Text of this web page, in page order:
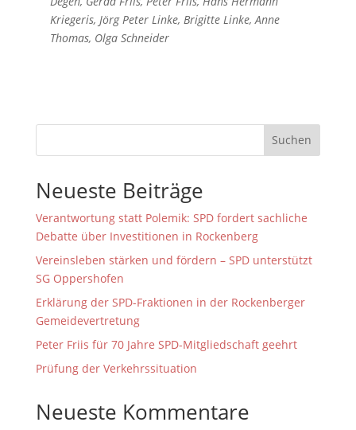
Kriegeris, Jörg Peter Linke, Brigitte Linke, Anne
Thomas, Olga Schneider
Suchen
Neueste Beiträge
Verantwortung statt Polemik: SPD fordert sachliche
Debatte über Investitionen in Rockenberg
Vereinsleben stärken und fördern – SPD unterstützt
SG Oppershofen
Erklärung der SPD-Fraktionen in der Rockenberger
Gemeidevertretung
Peter Friis für 70 Jahre SPD-Mitgliedschaft geehrt
Prüfung der Verkehrssituation
Neueste Kommentare